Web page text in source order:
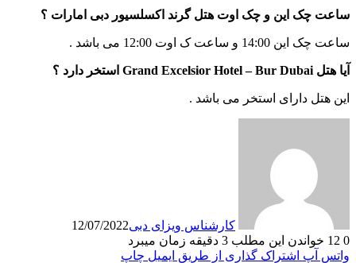
ساعت چک این و چک اوت هتل گرند اکسلسیور دبی امارات ؟
ساعت چک این 14:00 و ساعت ک اوت 12:00 می باشد .
آیا هتل Grand Excelsior Hotel – Bur Dubai استخر دارد ؟
این هتل دارای استخر می باشد .
کارشناس ویزای دبی12/07/2022
0
خواندن این مطلب 3 دقیقه زمان میبرد
واتس آپ اشتراک گذاری از طریق ایمیل چاپ